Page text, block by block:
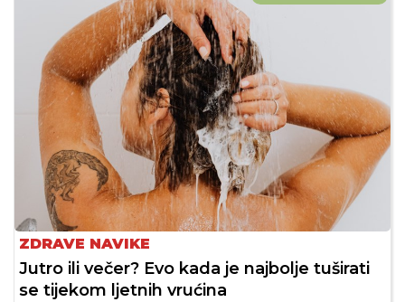
ZDRAVE NAVIKE
Jutro ili večer? Evo kada je najbolje tuširati
se tijekom ljetnih vrućina